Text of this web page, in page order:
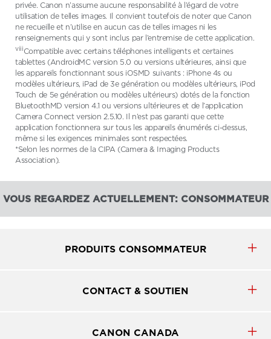
privée. Canon n’assume aucune responsabilité à l’égard de votre
utilisation de telles images. Il convient toutefois de noter que Canon
ne recueille et n’utilise en aucun cas de telles images ni les
renseignements qui y sont inclus par l’entremise de cette application.
viiiCompatible avec certains téléphones intelligents et certaines
tablettes (AndroidMC version 5.0 ou versions ultérieures, ainsi que
les appareils fonctionnant sous iOSMD suivants : iPhone 4s ou
modèles ultérieurs, iPad de 3e génération ou modèles ultérieurs, iPod
Touch de 5e génération ou modèles ultérieurs) dotés de la fonction
BluetoothMD version 4.1 ou versions ultérieures et de l’application
Camera Connect version 2.5.10. Il n’est pas garanti que cette
application fonctionnera sur tous les appareils énumérés ci-dessus,
même si les exigences minimales sont respectées.
*Selon les normes de la CIPA (Camera & Imaging Products
Association).
VOUS REGARDEZ ACTUELLEMENT: CONSOMMATEUR
PRODUITS CONSOMMATEUR
CONTACT & SOUTIEN
CANON CANADA